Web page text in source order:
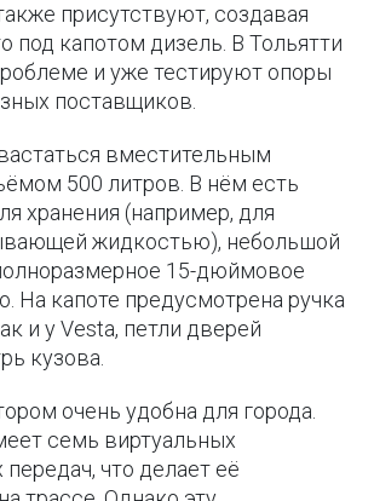
присутствуют, создавая
под капотом дизель. В Тольятти
и уже тестируют опоры
поставщиков.
вместительным
500 литров. В нём есть
хранения (например, для
жидкостью), небольшой
15-дюймовое
На капоте предусмотрена ручка
и у Vesta, петли дверей
кузова.
очень удобна для города.
семь виртуальных
что делает её